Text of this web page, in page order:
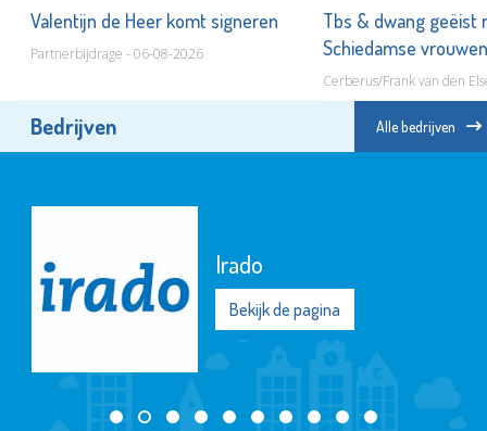
Valentijn de Heer komt signeren
Partnerbijdrage - 06-08-2026
Tbs & dwang geëist
Schiedamse
Cerberus/Frank van den
Bedrijven Alle bedrijven
Irado
Bekijk de pagina